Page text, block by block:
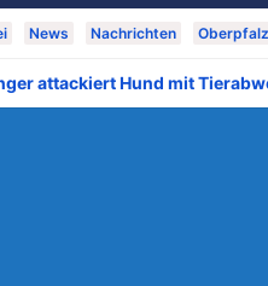
News Nachrichten Oberpfalz
attackiert Hund mit